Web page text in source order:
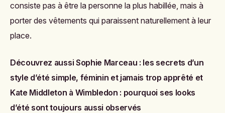
consiste pas à être la personne la plus habillée, mais à
porter des vêtements qui paraissent naturellement à leur
place.
Découvrez aussi Sophie Marceau : les secrets d’un
style d’été simple, féminin et jamais trop apprêté et
Kate Middleton à Wimbledon : pourquoi ses looks
d’été sont toujours aussi observés